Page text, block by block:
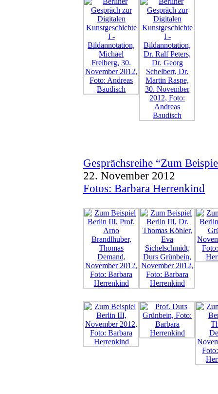
Gesprächsreihe “Zum
22. November 2012
Fotos: Barbara Herrenkind